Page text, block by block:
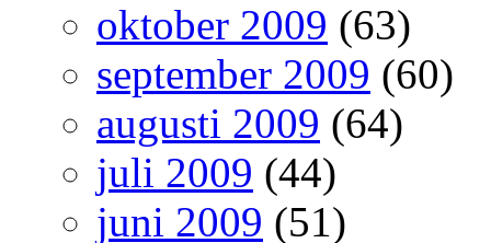
oktober 2009 (63)
september 2009 (60)
augusti 2009 (64)
juli 2009 (44)
juni 2009 (51)